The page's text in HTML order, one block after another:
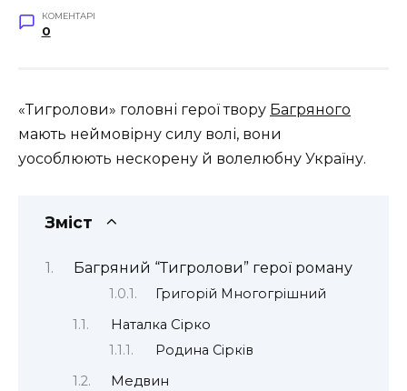
КОМЕНТАРІ
0
«Тигролови» головні герої твору Багряного
мають неймовірну силу волі, вони
уособлюють нескорену й волелюбну Україну.
Зміст
Багряний “Тигролови” герої роману
Григорій Многогрішний
Наталка Сірко
Родина Сірків
Медвин